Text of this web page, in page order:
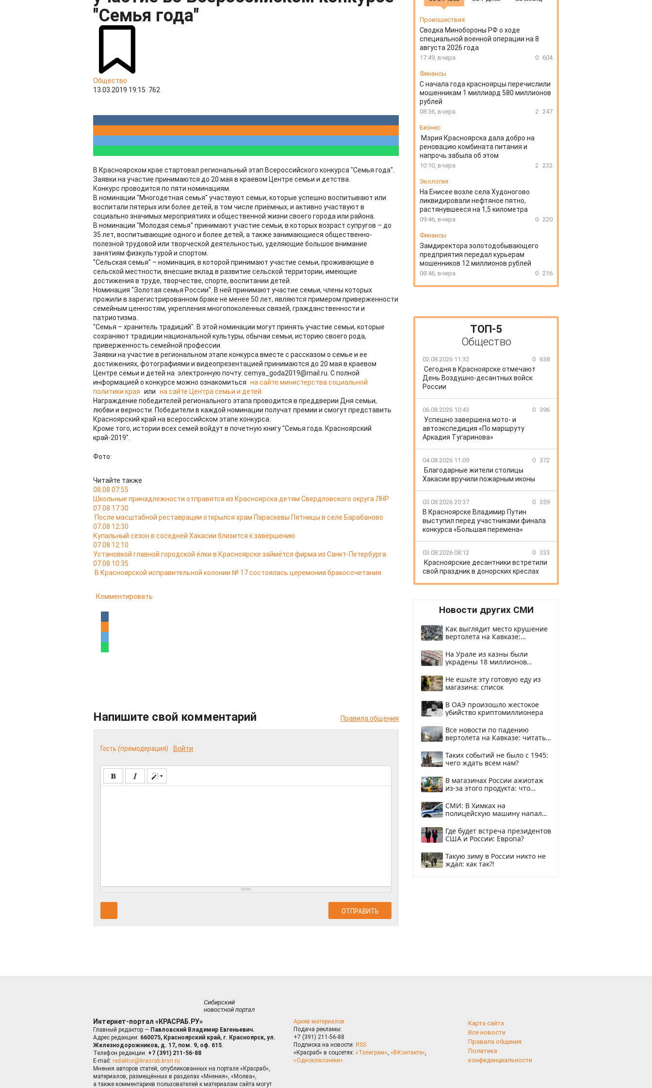
"Семья года"
Общество
13.03.2019 19:15 762
В Красноярском крае стартовал региональный этап Всероссийского конкурса "Семья года".
Заявки на участие принимаются до 20 мая в краевом Центре семьи и детства.
Конкурс проводится по пяти номинациям.
В номинации "Многодетная семья" участвуют семьи, которые успешно воспитывают или
воспитали пятерых или более детей, в том числе приёмных, и активно участвуют в
социально значимых мероприятиях и общественной жизни своего города или района.
В номинации "Молодая семья" принимают участие семьи, в которых возраст супругов – до
35 лет, воспитывающие одного и более детей, а также занимающиеся общественно-
полезной трудовой или творческой деятельностью, уделяющие большое внимание
занятиям физкультурой и спортом.
"Сельская семья" – номинация, в которой принимают участие семьи, проживающие в
сельской местности, внесшие вклад в развитие сельской территории, имеющие
достижения в труде, творчестве, спорте, воспитании детей.
Номинация "Золотая семья России". В ней принимают участие семьи, члены которых
прожили в зарегистрированном браке не менее 50 лет, являются примером приверженности
семейным ценностям, укрепления многопоколенных связей, гражданственности и
патриотизма.
"Семья – хранитель традиций". В этой номинации могут принять участие семьи, которые
сохраняют традиции национальной культуры, обычаи семьи, историю своего рода,
приверженность семейной профессии.
Заявки на участие в региональном этапе конкурса вместе с рассказом о семье и ее
достижениях, фотографиями и видеопрезентацией принимаются до 20 мая в краевом
Центре семьи и детей на электронную почту: cemya_goda2019@mail.ru. С полной
информацией о конкурсе можно ознакомиться на сайте министерства социальной
политики края или на сайте Центра семьи и детей.
Награждение победителей регионального этапа проводится в преддверии Дня семьи,
любви и верности. Победители в каждой номинации получат премии и смогут представить
Красноярский край на всероссийском этапе конкурса.
Кроме того, истории всех семей войдут в почетную книгу "Семья года. Красноярский
край-2019".
Фото:
Читайте также
08.08 07:55
Школьные принадлежности отправятся из Красноярска детям Свердловского округа ЛНР
07.08 17:30
После масштабной реставрации открылся храм Параскевы Пятницы в селе Барабаново
07.08 12:30
Купальный сезон в соседней Хакасии близится к завершению
07.08 12:10
Установкой главной городской ёлки в Красноярске займётся фирма из Санкт-Петербурга
07.08 10:35
В Красноярской исправительной колонии № 17 состоялась церемония бракосочетания
Комментировать
Напишите свой комментарий Правила общения
Гость (премодерация) Войти
Происшествия
Сводка Минобороны РФ о ходе
специальной военной операции на 8
августа 2026 года
17:49, вчера 0 604
Финансы
С начала года красноярцы перечислили
мошенникам 1 миллиард 580 миллионов
рублей
08:36, вчера 2 247
Бизнес
Мэрия Красноярска дала добро на
реновацию комбината питания и
напрочь забыла об этом
10:10, вчера 2 232
Экология
На Енисее возле села Худоногово
ликвидировали нефтяное пятно,
растянувшееся на 1,5 километра
09:46, вчера 0 220
Финансы
Замдиректора золотодобывающего
предприятия передал курьерам
мошенников 12 миллионов рублей
08:46, вчера 0 216
ТОП-5
Общество
02.08.2026 11:32 0 638
Сегодня в Красноярске отмечают
День Воздушно-десантных войск
России
06.08.2026 10:43 0 396
Успешно завершена мото- и
автоэкспедиция «По маршруту
Аркадия Тугаринова»
04.08.2026 11:09 0 372
Благодарные жители столицы
Хакасии вручили пожарным иконы
03.08.2026 20:37 0 359
В Красноярске Владимир Путин
выступил перед участниками финала
конкурса «Большая перемена»
03.08.2026 08:12 0 333
Красноярские десантники встретили
свой праздник в донорских креслах
Новости других СМИ
Как выглядит место крушение
вертолета на Кавказе:
На Урале из казны были
украдены 18 миллионов
Не ешьте эту готовую еду из
магазина: список
В ОАЭ произошло жестокое
убийство криптомиллионера
Все новости по падению
вертолета на Кавказе: читать
Таких событий не было с 1945:
чего ждать всем нам?
В магазинах России ажиотаж
из-за этого продукта: что
СМИ: В Химках на
полицейскую машину напали
Где будет встреча президентов
США и России: Европа?
Такую зиму в России никто не
ждал: как так?!
Сибирский
новостной портал
Интернет-портал «КРАСРАБ.РУ»
Главный редактор — Павловский Владимир Евгеньевич.
Адрес редакции: 660075, Красноярский край, г. Красноярск, ул.
Железнодорожников, д. 17, пом. 9, оф. 615.
Телефон редакции: +7 (391) 211-56-88
E-mail: redaktor@krasrab.krsn.ru
Мнения авторов статей, опубликованных на портале «Красраб»,
материалов, размещённых в разделах «Мнения», «Молва»,
а также комментариев пользователей к материалам сайта могут
Архив материалов
Подача рекламы:
+7 (391) 211-56-88
Подписка на новости: RSS
«Красраб» в соцсетях: «Телеграм», «ВКонтакте»,
«Одноклассники»
Карта сайта
Все новости
Правила общения
Политика
конфиденциальности